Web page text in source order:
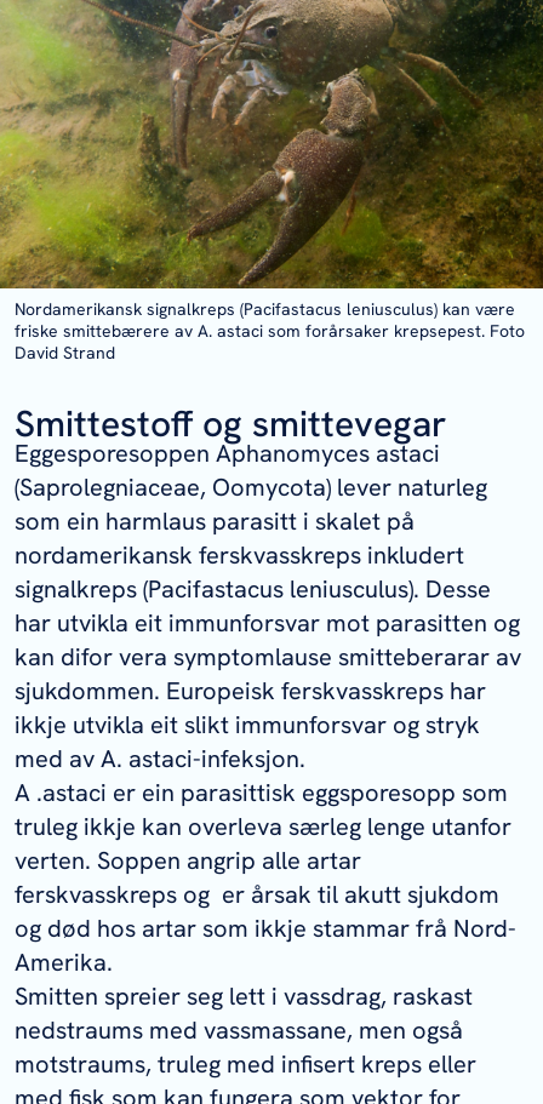
Nordamerikansk signalkreps (Pacifastacus leniusculus) kan være
friske smittebærere av A. astaci som forårsaker krepsepest. Foto
David Strand
Smittestoff og smittevegar
Eggesporesoppen Aphanomyces astaci
(Saprolegniaceae, Oomycota) lever naturleg
som ein harmlaus parasitt i skalet på
nordamerikansk ferskvasskreps inkludert
signalkreps (Pacifastacus leniusculus). Desse
har utvikla eit immunforsvar mot parasitten og
kan difor vera symptomlause smitteberarar av
sjukdommen. Europeisk ferskvasskreps har
ikkje utvikla eit slikt immunforsvar og stryk
med avA. astaci-infeksjon.
A .astaci er ein parasittisk eggsporesopp som
truleg ikkje kan overleva særleg lenge utanfor
verten. Soppen angrip alle artar
ferskvasskreps og er årsak til akutt sjukdom
og død hos artar som ikkje stammar frå Nord-
Amerika.
Smitten spreier seg lett i vassdrag, raskast
nedstraums med vassmassane, men også
motstraums, truleg med infisert kreps eller